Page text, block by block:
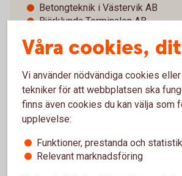
Betongteknik i Västervik AB
Björklunda Terminalen AB
CAWIE Holding
IFK Malmö Fotbollsklubb AB
K-Fast 21:an AB
Sawbones Europe AB
Vittsjöluft Ventilation AB
Nuvarande
Våra cookies,
Vi använder nödvändiga cookies
tekniker för att webbplatsen ska
finns även cookies du kan välja som
upplevelse:
Funktioner, prestanda och statistik
Relevant marknadsföring